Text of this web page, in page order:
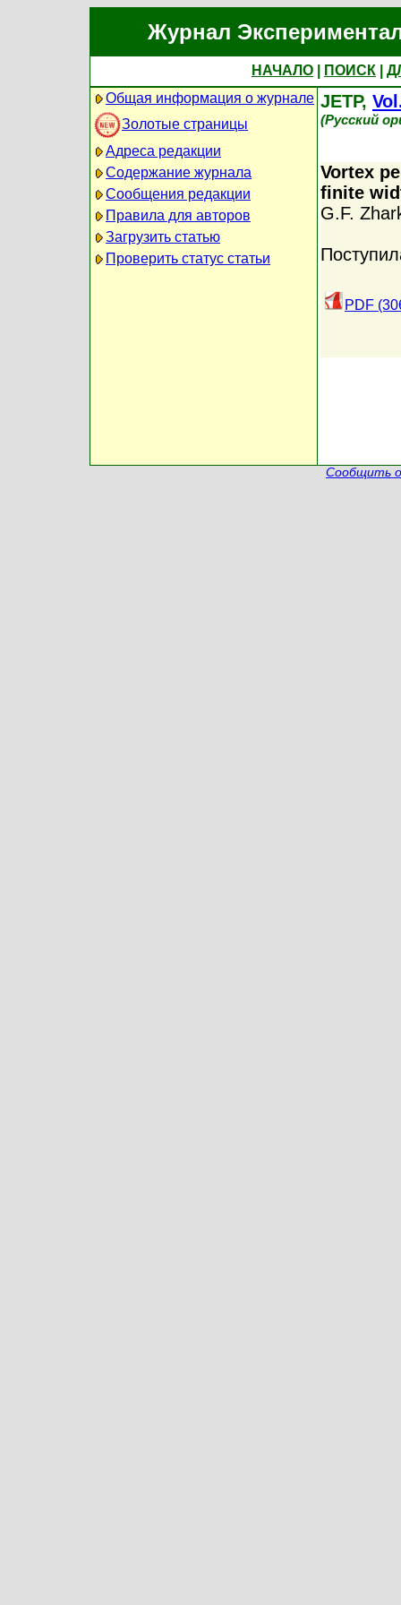
Журнал
НАЧАЛО ПОИСК
Общая информация о журнале
Золотые страницы
Адреса редакции
Содержание журнала
Сообщения редакции
Правила для авторов
Загрузить статью
Проверить статус статьи
JETP,
(Русский
Vortex
finite
G.F.
PDF
Сообщить о